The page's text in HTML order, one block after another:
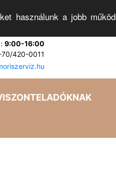
használunk a jobb
9:00-16:00
420-0011